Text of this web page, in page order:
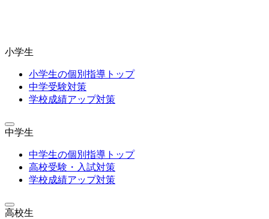
小学生
小学生の個別指導トップ
中学受験対策
学校成績アップ対策
中学生
中学生の個別指導トップ
高校受験・入試対策
学校成績アップ対策
高校生